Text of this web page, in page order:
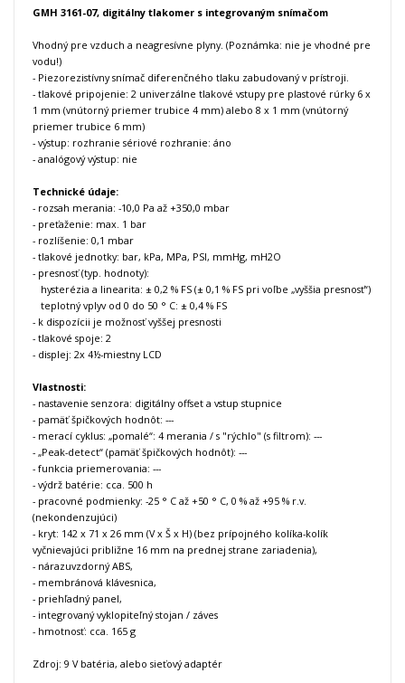
GMH 3161-07, digitálny tlakomer s integrovaným snímačom
Vhodný pre vzduch a neagresívne plyny. (Poznámka: nie je vhodné pre
vodu!)
- Piezorezistívny snímač diferenčného tlaku zabudovaný v prístroji.
- tlakové pripojenie: 2 univerzálne tlakové vstupy pre plastové rúrky 6 x
1 mm (vnútorný priemer trubice 4 mm) alebo 8 x 1 mm (vnútorný
priemer trubice 6 mm)
- výstup: rozhranie sériové rozhranie: áno
- analógový výstup: nie
Technické údaje:
- rozsah merania: -10,0 Pa až +350,0 mbar
- preťaženie: max. 1 bar
- rozlíšenie: 0,1 mbar
- tlakové jednotky: bar, kPa, MPa, PSI, mmHg, mH2O
- presnosť (typ. hodnoty):
hysterézia a linearita: ± 0,2 % FS (± 0,1 % FS pri voľbe „vyššia presnosť“)
teplotný vplyv od 0 do 50 ° C: ± 0,4 % FS
- k dispozícii je možnosť vyššej presnosti
- tlakové spoje: 2
- displej: 2x 4½-miestny LCD
Vlastnosti:
- nastavenie senzora: digitálny offset a vstup stupnice
- pamäť špičkových hodnôt: ---
- merací cyklus: „pomalé“: 4 merania / s "rýchlo" (s filtrom): ---
- „Peak-detect“ (pamäť špičkových hodnôt): ---
- funkcia priemerovania: ---
- výdrž batérie: cca. 500 h
- pracovné podmienky: -25 ° C až +50 ° C, 0 % až +95 % r.v.
(nekondenzujúci)
- kryt: 142 x 71 x 26 mm (V x Š x H) (bez prípojného kolíka-kolík
vyčnievajúci približne 16 mm na prednej strane zariadenia),
- nárazuvzdorný ABS,
- membránová klávesnica,
- priehľadný panel,
- integrovaný vyklopiteľný stojan / záves
- hmotnosť: cca. 165 g
Zdroj: 9 V batéria, alebo sieťový adaptér